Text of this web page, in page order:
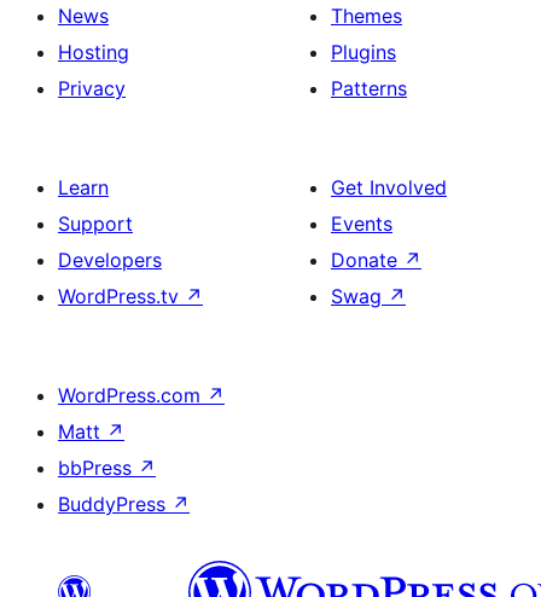
News
Hosting
Privacy
Themes
Plugins
Patterns
Learn
Support
Developers
WordPress.tv ↗
Get Involved
Events
Donate ↗
Swag ↗
WordPress.com ↗
Matt ↗
bbPress ↗
BuddyPress ↗